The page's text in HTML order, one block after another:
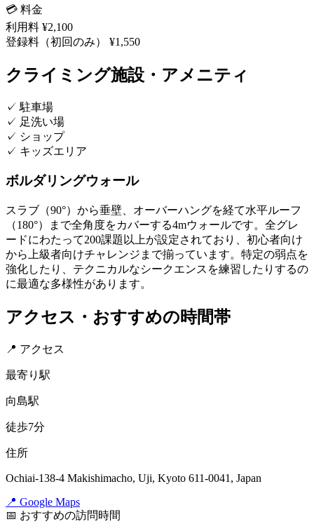
💳 料金
利用料 ¥2,100
登録料（初回のみ）
¥1,550
クライミング施設・アメニティ
✓ 駐車場
✓ 足洗い場
✓ ショップ
✓ キッズエリア
ボルダリングウォール
スラブ（90°）から垂壁、オーバーハングを経て水平ルーフ
（180°）まで全角度をカバーする4mウォールです。全グレ
ードにわたって200課題以上が設定されており、初心者向け
から上級者向けチャレンジまで揃っています。特定の弱点を
強化したり、テクニカルなシークエンスを練習したりするの
に最適な多様性があります。
アクセス・おすすめの時間帯
📍 アクセス
最寄り駅
向島駅
徒歩7分
住所
Ochiai-138-4 Makishimacho, Uji, Kyoto 611-0041, Japan
📍 Google Maps
📅 おすすめの訪問時間